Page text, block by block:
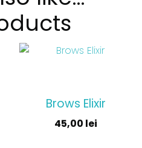
Brows Elixir
45,00 lei